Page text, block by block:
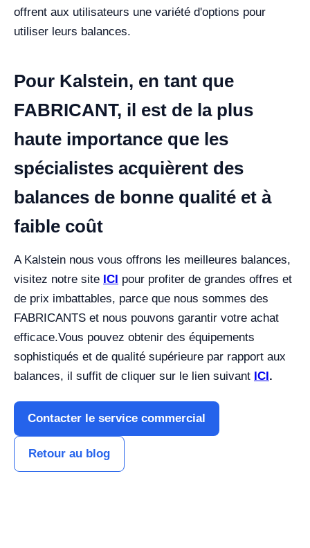
offrent aux utilisateurs une variété d'options pour
utiliser leurs balances.
Pour Kalstein, en tant que
FABRICANT, il est de la plus
haute importance que les
spécialistes acquièrent des
balances de bonne qualité et à
faible coût
A Kalstein nous vous offrons les meilleures balances,
visitez notre site ICI pour profiter de grandes offres et
de prix imbattables, parce que nous sommes des
FABRICANTS et nous pouvons garantir votre achat
efficace.Vous pouvez obtenir des équipements
sophistiqués et de qualité supérieure par rapport aux
balances, il suffit de cliquer sur le lien suivant ICI.
Contacter le service commercial
Retour au blog